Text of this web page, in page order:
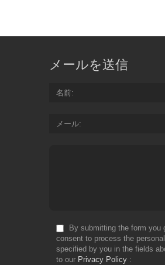
メールを送信
名前
メール
By submitting the form you
consent to process the
specified by you in the fields
to our Privacy Policy